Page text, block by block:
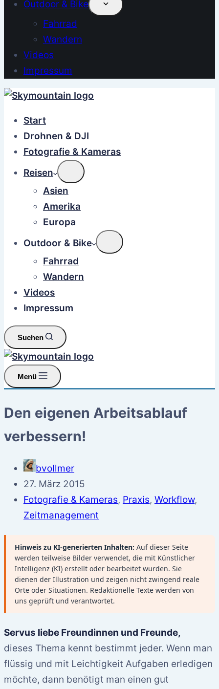
Outdoor & Bike
Fahrrad
Wandern
Videos
Impressum
Start
Drohnen & DJI
Fotografie & Kameras
Reisen
Asien
Amerika
Europa
Outdoor & Bike
Fahrrad
Wandern
Videos
Impressum
Suchen
Menü
Den eigenen Arbeitsablauf
verbessern!
bvollmer
27. März 2015
Fotografie & Kameras, Praxis, Workflow,
Zeitmanagement
Hinweis zu KI-generierten Inhalten: Auf dieser Seite
werden teilweise Bilder verwendet, die mit Künstlicher
Intelligenz (KI) erstellt oder bearbeitet wurden. Sie
dienen der Illustration und zeigen nicht zwingend reale
Orte oder Situationen. Redaktionelle Texte werden von
uns geprüft und verantwortet.
Servus liebe Freundinnen und Freunde,
dieses Thema kennt bestimmt jeder. Wenn man
flüssig und mit Leichtigkeit Aufgaben erledigen
möchte, dann benötigt man einen gut